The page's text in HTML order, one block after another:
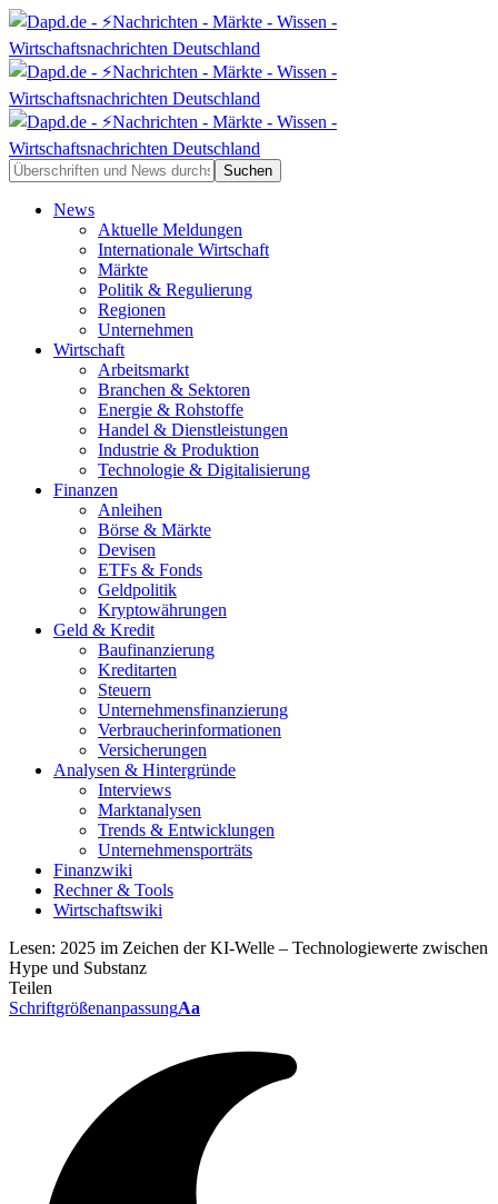
News
Aktuelle Meldungen
Internationale Wirtschaft
Märkte
Politik & Regulierung
Regionen
Unternehmen
Wirtschaft
Arbeitsmarkt
Branchen & Sektoren
Energie & Rohstoffe
Handel & Dienstleistungen
Industrie & Produktion
Technologie & Digitalisierung
Finanzen
Anleihen
Börse & Märkte
Devisen
ETFs & Fonds
Geldpolitik
Kryptowährungen
Geld & Kredit
Baufinanzierung
Kreditarten
Steuern
Unternehmensfinanzierung
Verbraucherinformationen
Versicherungen
Analysen & Hintergründe
Interviews
Marktanalysen
Trends & Entwicklungen
Unternehmensporträts
Finanzwiki
Rechner & Tools
Wirtschaftswiki
Lesen: 2025 im Zeichen der KI-Welle – Technologiewerte zwischen
Hype und Substanz
Teilen
SchriftgrößenanpassungAa